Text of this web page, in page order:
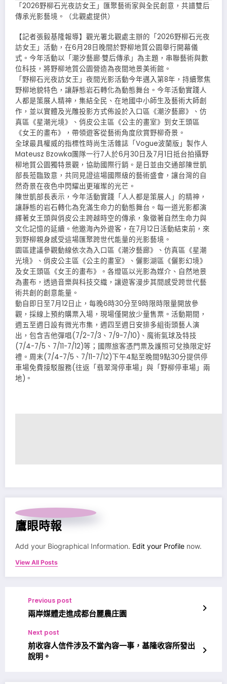
「2026野柳石光夜訪女王」匯聚藝術家與全民創意，共譜雙后
傳承光影藝境。（北觀處提供）
【記者張毅基隆報導】觀光署北觀處主辦的「2026野柳石光夜
訪女王」活動，在6月28日晚間於野柳地質公園舉行開幕儀
式。今年活動以「潮汐藝廊·雙后傳承」為主題，串聯藝術與數
位科技，將野柳地質公園營造為夜間地景美術館。
「野柳石光夜訪女王」夜間光影活動今年邁入第8年，持續聚焦
野柳地貌特色，讓靜態岩石轉化為動態舞台。今年活動實踐人
人都是策展人精神，集結全民、在地國中小師生及藝術大師創
作，並以實體及光雕投影方式佈設於入口區《潮汐藝廊》、仿
真區《星潮光境》、俏皮公主區《公主的畫室》到女王頭區
《女王的畫布》，帶領遊客從藝術角度欣賞野柳奇景。
全球最具權威的指標性時尚生活雜誌「Vogue波蘭版」製作人
Mateusz Bzowka團隊一行7人於6月30日及7月1日抵台拍攝野
柳地質公園獨特景觀，協助國際行銷。是日並由交通部陳世凱
部長蒞臨致意，共同見證這場國際級的藝術盛會，讓台灣的自
然奇景在夜色中閃耀出更璀璨的光芒。
陳世凱部長表示，今年活動實踐「人人都是策展人」的精神，
讓靜態的岩石轉化為充滿生命力的動態舞台。每一道光影都演
繹著女王頭與俏皮公主跨越時空的傳承，象徵著自然生命力與
文化記憶的延續。他邀海內外遊客，在7月12日活動結束前，來
到野柳親身感受這場匯聚跨世代能量的光影藝境。
園區建議參觀動線依次為入口區《潮汐藝廊》、仿真區《星潮
光境》、俏皮公主區《公主的畫室》、儷影湖區《儷影幻境》
及女王頭區《女王的畫布》。各燈區以光影為媒介、自然地景
為畫布，透過音樂與科技交織，讓遊客漫步其間感受跨世代藝
術共創的創意能量。
動自即日至7月12日止，每晚6時30分至9時限時限量開放參
觀，採線上預約購票入場，現場僅開放少量售票。活動期間，
週五至週日設有微光市集，週四至週日安排多組街頭藝人演
出，包含吉他彈唱(7/2-7/3、7/9-7/10)、魔術氣球及特技
(7/4-7/5、7/11-7/12)等；國際旅客憑門票及護照可兌換限定好
禮。周末(7/4-7/5、7/11-7/12)下午4點至晚間9點30分提供停
車場免費接駁服務(往返「翡翠灣停車場」與「野柳停車場」兩
地)。
鷹眼時報
Add your Biographical Information. Edit your Profile now.
View All Posts
Previous post
兩岸媒體走進成都台麗農庄園
Next post
前收容人信件涉及不當內容一事，基隆收容所發出
說明。